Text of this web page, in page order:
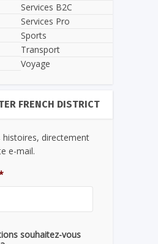
Services B2C
Services Pro
Sports
Transport
Voyage
FRENCH DISTRICT
histoires, directement
e-mail.
souhaitez-vous